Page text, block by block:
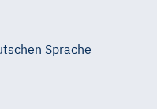
Sprache